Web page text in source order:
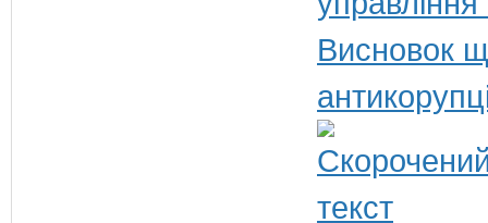
Висновок